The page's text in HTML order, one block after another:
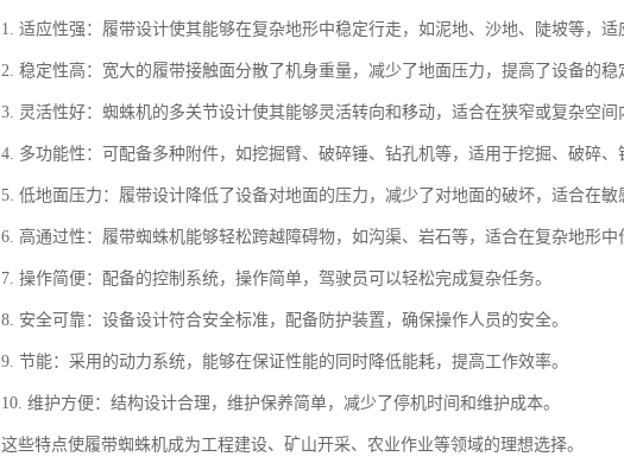
1. 适应性强：履带设计使其能够在复杂地形中稳定行走，如泥地、沙地、陡坡等，适
2. 稳定性高：宽大的履带接触面分散了机身重量，减少了地面压力，提高了设备的
3. 灵活性好：蜘蛛机的多关节设计使其能够灵活转向和移动，适合在狭窄或复杂空间
4. 多功能性：可配备多种附件，如挖掘臂、破碎锤、钻孔机等，适用于挖掘、破碎
5. 低地面压力：履带设计降低了设备对地面的压力，减少了对地面的破坏，适合在
6. 高通过性：履带蜘蛛机能够轻松跨越障碍物，如沟渠、岩石等，适合在复杂地形中
7. 操作简便：配备的控制系统，操作简单，驾驶员可以轻松完成复杂任务。
8. 安全可靠：设备设计符合安全标准，配备防护装置，确保操作人员的安全。
9. 节能：采用的动力系统，能够在保证性能的同时降低能耗，提高工作效率。
10. 维护方便：结构设计合理，维护保养简单，减少了停机时间和维护成本。
这些特点使履带蜘蛛机成为工程建设、矿山开采、农业作业等领域的理想选择。